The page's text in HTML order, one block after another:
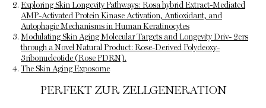
Exploring Skin Longevity Pathways: Rosa hybrid Extract-Mediated
AMP-Activated Protein Kinase Activation, Antioxidant, and
Autophagic Mechanisms in Human Keratinocytes
Modulating Skin Aging Molecular Targets and Longevity Driv- 2ers
through a Novel Natural Product: Rose-Derived Polydeoxy-
3ribonucleotide (Rose PDRN).
The Skin Aging Exposome
PERFEKT ZUR ZELLGENERATION